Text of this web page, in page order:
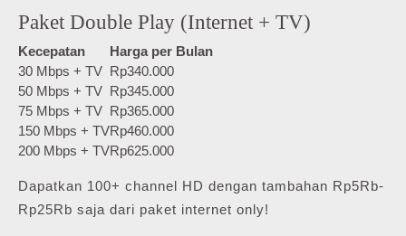
Paket Double Play (Internet + TV)
Kecepatan
Harga per Bulan
30 Mbps + TV Rp340.000
50 Mbps + TV Rp345.000
75 Mbps + TV Rp365.000
150 Mbps + TVRp460.000
200 Mbps + TVRp625.000
Dapatkan 100+ channel HD dengan tambahan Rp5Rb-
Rp25Rb saja dari paket internet only!